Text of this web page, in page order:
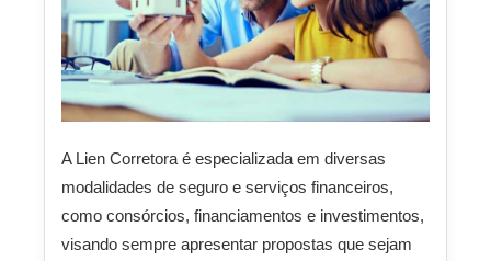
A Lien Corretora é especializada em diversas
modalidades de seguro e serviços financeiros,
como consórcios, financiamentos e investimentos,
visando sempre apresentar propostas que sejam